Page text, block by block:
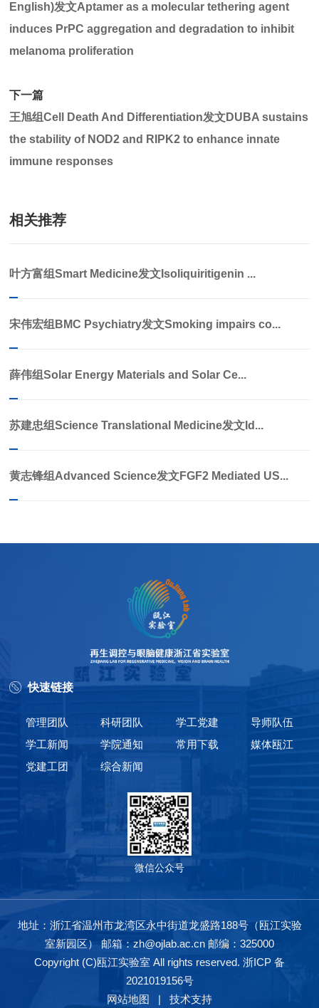
English)发文Aptamer as a molecular tethering agent
induces PrPC aggregation and degradation to inhibit
melanoma proliferation
下一篇
王旭组Cell Death And Differentiation发文DUBA sustains
the stability of NOD2 and RIPK2 to enhance innate
immune responses
相关推荐
叶方富组Smart Medicine发文Isoliquiritigenin ...
宋伟宏组BMC Psychiatry发文Smoking impairs co...
薛伟组Solar Energy Materials and Solar Ce...
苏建忠组Science Translational Medicine发文Id...
黄志锋组Advanced Science发文FGF2 Mediated US...
快速链接
管理团队 科研团队 学工党建
导师队伍
学工新闻
学院通知 常用下载
媒体瓯江
党建工团
综合新闻
微信公众号
地址：浙江省温州市龙湾区永中街道龙盛路188号（瓯江实验
室新园区） 邮箱：zh@ojlab.ac.cn 邮编：325000
Copyright (C)瓯江实验室 All rights reserved. 浙ICP 备
2021019156号
网站地图 | 技术支持